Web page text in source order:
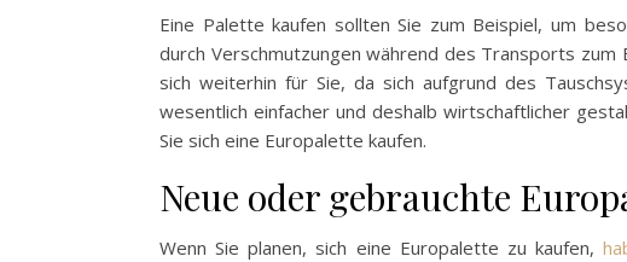
Eine Palette kaufen sollten Sie zum Beispiel, um
durch Verschmutzungen während des Transports zum
sich weiterhin für Sie, da sich aufgrund des
wesentlich einfacher und deshalb wirtschaftlicher
Sie sich eine Europalette kaufen.
Neue oder gebrauchte
Wenn Sie planen, sich eine Europalette zu kaufen,